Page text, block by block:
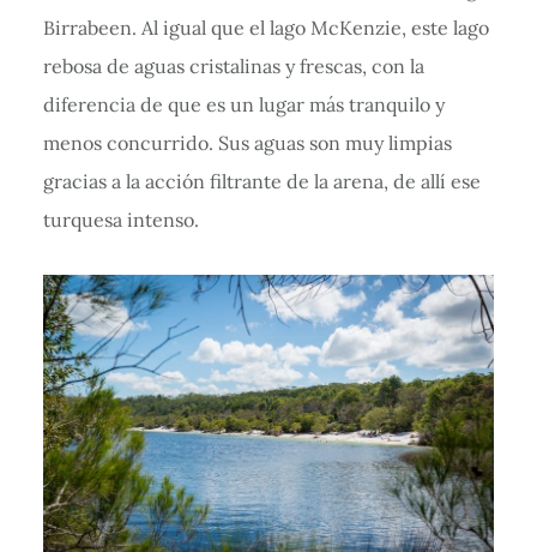
Birrabeen. Al igual que el lago McKenzie, este lago
rebosa de aguas cristalinas y frescas, con la
diferencia de que es un lugar más tranquilo y
menos concurrido. Sus aguas son muy limpias
gracias a la acción filtrante de la arena, de allí ese
turquesa intenso.